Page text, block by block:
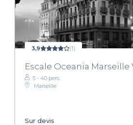
3,9 (1)
Escale Oceania Marseille
5 - 40 pers.
Marseille
Sur devis